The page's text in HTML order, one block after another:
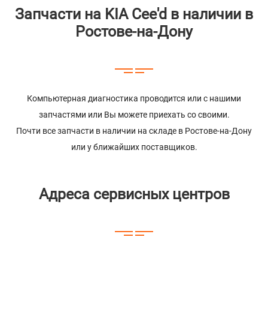
Запчасти на KIA Cee'd в наличии в
Ростове-на-Дону
Компьютерная диагностика проводится или с нашими
запчастями или Вы можете приехать со своими.
Почти все запчасти в наличии на складе в Ростове-на-Дону
или у ближайших поставщиков.
Адреса сервисных центров